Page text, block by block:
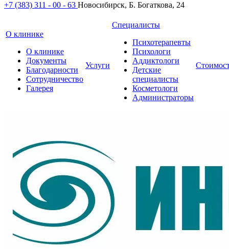
+7 (383) 311 - 00 - 63 Новосибирск, Б. Богаткова, 24
О клинике
О клинике
Документы
Благодарности
Сотрудничество
Галерея
Услуги
Специалисты
Психотерапевты
Психологи
Аддиктологи
Детские
специалисты
Косметологи
Администраторы